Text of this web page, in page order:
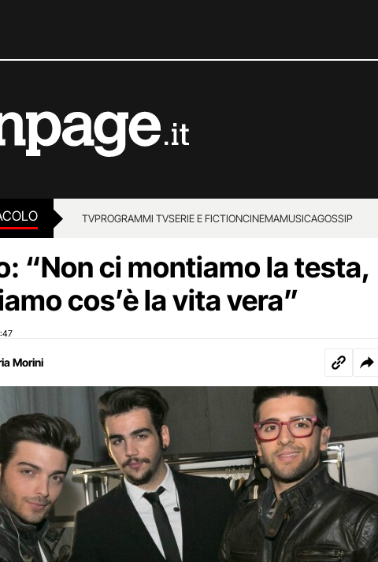
TVPROGRAMMI TVSERIE E FICTIONCINEMAMUSICAGOSSIP
“Non ci montiamo la testa,
cos’è la vita vera”
Morini